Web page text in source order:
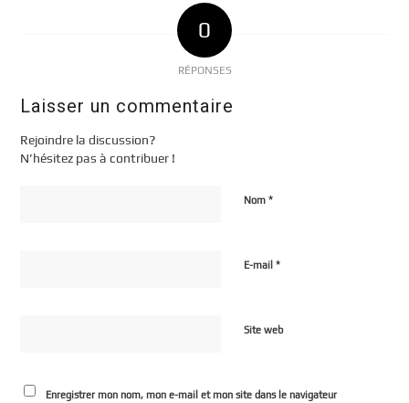
0
RÉPONSES
Laisser un commentaire
Rejoindre la discussion?
N’hésitez pas à contribuer !
Nom*
E-mail*
Site web
Enregistrer mon nom, mon e-mail et mon site dans le navigateur